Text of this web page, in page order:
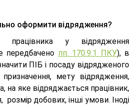
оформити відрядження?
працівника у відрядження
передбачено пп. 170.9.1 ПКУ), в
ПIБ і посаду відрядженого
призначення, мету відрядження,
на яке відряджається працівник,
добових, інші умови. Іноді